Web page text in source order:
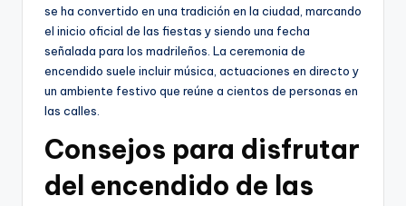
se ha convertido en una tradición en la ciudad, marcando
el inicio oficial de las fiestas y siendo una fecha
señalada para los madrileños. La ceremonia de
encendido suele incluir música, actuaciones en directo y
un ambiente festivo que reúne a cientos de personas en
las calles.
Consejos para disfrutar
del encendido de las